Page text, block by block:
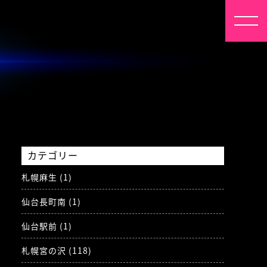
カテゴリー
札幌麻生 (1)
仙台長町南 (1)
仙台駅前 (1)
札幌宮の沢 (118)